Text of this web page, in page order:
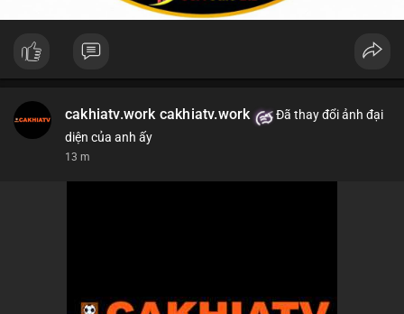
cakhiatv.work cakhiatv.work
Đã thay đổi ảnh đại
diện của anh ấy
13 m